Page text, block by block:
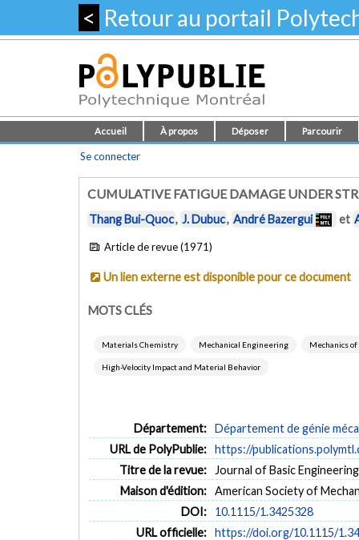
< Retour au portail
Accueil À propos Déposer Parcourir
Se connecter
CUMULATIVE FATIGUE DAMAGE UNDER
Thang Bui-Quoc, J. Dubuc, André Bazergui et
Article de revue (1971)
Un lien externe est disponible pour ce document
MOTS CLÉS
Materials Chemistry Mechanical Engineering Mechanics
High-Velocity Impact and Material Behavior
Département: Département de génie
URL de PolyPublie: https://
Titre de la revue:
Journal of Basic
Maison d'édition: American Society of
DOI:
10.1115/1.3425328
URL officielle: https://doi.org/10.1115/